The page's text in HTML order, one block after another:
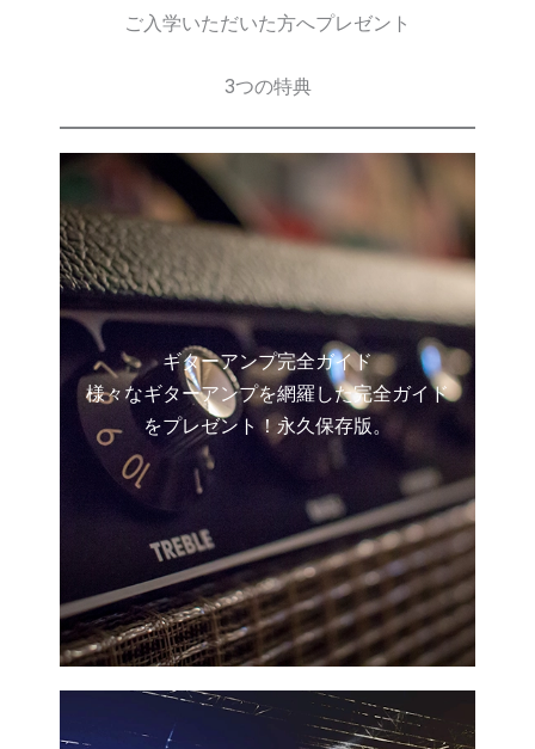
ご入学いただいた方へプレゼント
3つの特典
ギターアンプ完全ガイド
様々なギターアンプを網羅した完全ガイド
をプレゼント！永久保存版。